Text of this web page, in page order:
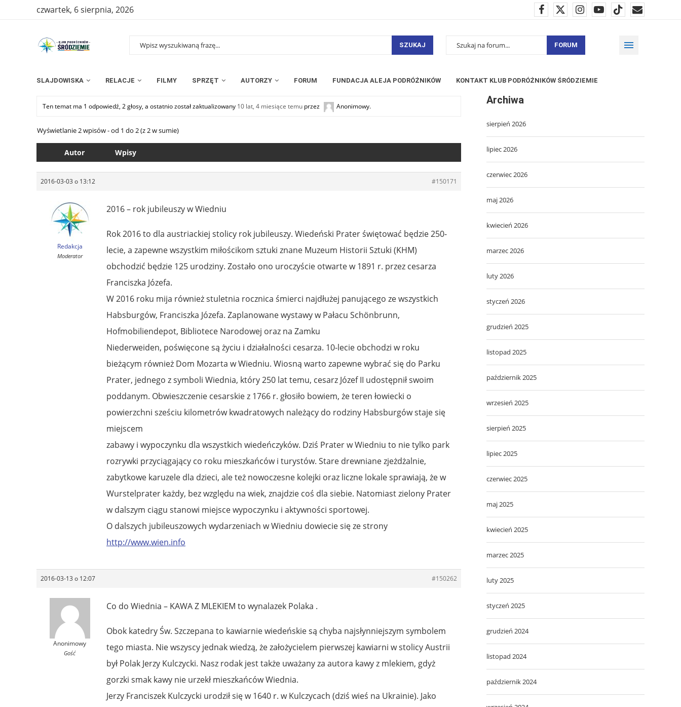
czwartek, 6 sierpnia, 2026
SZUKAJ FORUM
SLAJDOWISKA RELACJE FILMY SPRZĘT AUTORZY FORUM FUNDACJA ALEJA PODRÓŻNIKÓW KONTAKT KLUB PODRÓŻNIKÓW ŚRÓDZIEMIE
Ten temat ma 1 odpowiedź, 2 głosy, a ostatnio został zaktualizowany 10 lat, 4 miesiące temu przez Anonimowy.
Wyświetlanie 2 wpisów - od 1 do 2 (z 2 w sumie)
Autor Wpisy
2016-03-03 o 13:12 #150171
Redakcja
Moderator
2016 – rok jubileuszy w Wiedniu
Rok 2016 to dla austriackiej stolicy rok jubileuszy. Wiedeński Prater świętować będzie 250-
lecie, a zapewne wszystkim miłościkom sztuki znane Muzeum Historii Sztuki (KHM)
obchodzić będzie 125 urodziny. Zostało ono uroczyście otwarte w 1891 r. przez cesarza
Franciszka Józefa.
W 2016 roku mija również stuletnia rocznica śmierci najdłużej panującego ze wszystkich
Habsburgów, Franciszka Józefa. Zaplanowane wystawy w Pałacu Schönbrunn,
Hofmobiliendepot, Bibliotece Narodowej oraz na Zamku
Niederweiden, poświęcone są życiu i działalności cesarza. 10-lecie obchodzi w roku
bieżącym również Dom Mozarta w Wiedniu. Wiosną warto zapewne wybrać się do Parku
Prater, jednego z symboli Wiednia, który 250 lat temu, cesarz Józef II udostępnił swoim
poddanym. Obwieszczenie cesarskie z 1766 r. głosiło bowiem, że teren łowiecki o
powierzchni sześciu kilometrów kwadratowych należący do rodziny Habsburgów staje się
miejscem
zabawy i wypoczynku dla wszystkich wiedeńczyków. Dziś Prater w Wiedniu to nie tylko park
rozrywki przyciągający co roku mieszkańców i turystów. Stare drewniane zjeżdżalnie,
zabytkowe karuzele dla dzieci, ale też nowoczesne kolejki oraz liczne lokale sprawiają, że w
Wurstelprater każdy, bez względu na wiek, znajdzie coś dla siebie. Natomiast zielony Prater
w dalszym ciągu stanowi miejsce wypoczynku i aktywności sportowej.
O dalszych jubileuszowych wydarzeniach w Wiedniu dowiecie się ze strony
http://www.wien.info
2016-03-13 o 12:07 #150262
Anonimowy
Gość
Co do Wiednia – KAWA Z MLEKIEM to wynalazek Polaka .
Obok katedry Św. Szczepana to kawiarnie wiedeńskie są chyba najsłynniejszym symbolem
tego miasta. Nie wszyscy jednak wiedzą, że założycielem pierwszej kawiarni w stolicy Austrii
był Polak Jerzy Kulczycki. Nasz rodak jest także uważany za autora kawy z mlekiem, gdyż
gorzki smak kawy nie urzekł mieszkańców Wiednia.
Jerzy Franciszek Kulczycki urodził się w 1640 r. w Kulczycach (dziś wieś na Ukrainie). Jako
Archiwa
sierpień 2026
lipiec 2026
czerwiec 2026
maj 2026
kwiecień 2026
marzec 2026
luty 2026
styczeń 2026
grudzień 2025
listopad 2025
październik 2025
wrzesień 2025
sierpień 2025
lipiec 2025
czerwiec 2025
maj 2025
kwiecień 2025
marzec 2025
luty 2025
styczeń 2025
grudzień 2024
listopad 2024
październik 2024